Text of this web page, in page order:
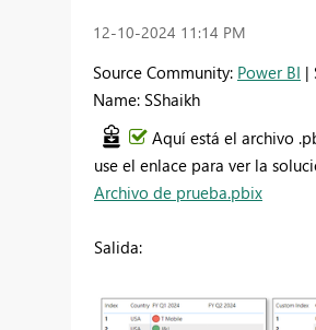
‎12-10-2024 11:14 PM
Source Community: Power BI |
Name: SShaikh
Aquí está el archivo
use el enlace para ver la
Archivo de prueba.pbix
Salida: